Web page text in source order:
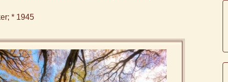
* 1945